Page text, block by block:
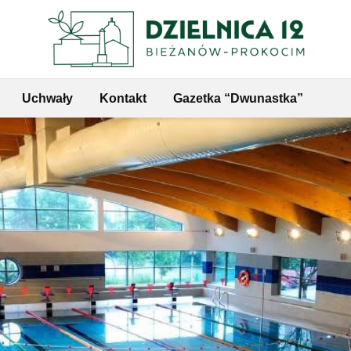
Uchwały Kontakt Gazetka “Dwunastka”